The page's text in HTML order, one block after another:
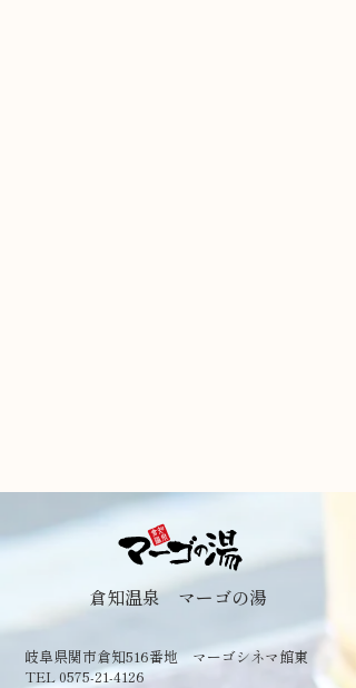
倉知温泉 マーゴの湯
岐阜県関市倉知516番地 マーゴシネマ館東
TEL 0575-21-4126